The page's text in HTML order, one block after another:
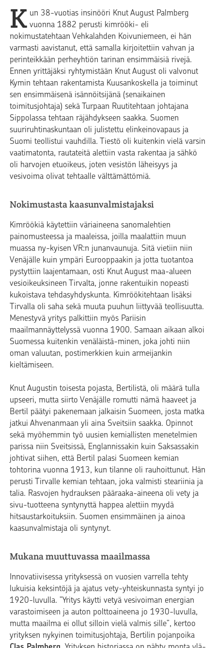
K un 38-vuotias insinööri Knut August Palmberg
vuonna 1882 perusti kimrööki- eli
nokimustatehtaan Vehkalahden Koivuniemeen, ei hän
varmasti aavistanut, että samalla kirjoitettiin vahvan ja
perinteikkään perheyhtiön tarinan ensimmäisiä rivejä.
Ennen yrittäjäksi ryhtymistään Knut August oli valvonut
Kymin tehtaan rakentamista Kuusankoskella ja toiminut
sen ensimmäisenä isännöitsijänä (senaikainen
toimitusjohtaja) sekä Turpaan Ruutitehtaan johtajana
Sippolassa tehtaan räjähdykseen saakka. Suomen
suuriruhtinaskuntaan oli julistettu elinkeinovapaus ja
Suomi teollistui vauhdilla. Tiestö oli kuitenkin vielä varsin
vaatimatonta, rautateitä alettiin vasta rakentaa ja sähkö
oli harvojen etuoikeus, joten vesistön läheisyys ja
vesivoima olivat tehtaalle välttämättömiä.
Nokimustasta kaasunvalmistajaksi
Kimröökiä käytettiin väriaineena sanomalehtien
painomusteessa ja maaleissa, joilla maalattiin muun
muassa ny-kyisen VR:n junanvaunuja. Sitä vietiin niin
Venäjälle kuin ympäri Eurooppaakin ja jotta tuotantoa
pystyttiin laajentamaan, osti Knut August maa-alueen
vesioikeuksineen Tirvalta, jonne rakentuikin nopeasti
kukoistava tehdasyhdyskunta. Kimröökitehtaan lisäksi
Tirvalla oli saha sekä muuta puuhun liittyvää teollisuutta.
Menestyvä yritys palkittiin myös Pariisin
maailmannäyttelyssä vuonna 1900. Samaan aikaan alkoi
Suomessa kuitenkin venäläistä-minen, joka johti niin
oman valuutan, postimerkkien kuin armeijankin
kieltämiseen.
Knut Augustin toisesta pojasta, Bertilistä, oli määrä tulla
upseeri, mutta siirto Venäjälle romutti nämä haaveet ja
Bertil päätyi pakenemaan jalkaisin Suomeen, josta matka
jatkui Ahvenanmaan yli aina Sveitsiin saakka. Opinnot
sekä myöhemmin työ uusien kemiallisten menetelmien
parissa niin Sveitsissä, Englannissakin kuin Saksassakin
johtivat siihen, että Bertil palasi Suomeen kemian
tohtorina vuonna 1913, kun tilanne oli rauhoittunut. Hän
perusti Tirvalle kemian tehtaan, joka valmisti steariinia ja
talia. Rasvojen hydrauksen pääraaka-aineena oli vety ja
sivu-tuotteena syntynyttä happea alettiin myydä
hitsaustarkoituksiin. Suomen ensimmäinen ja ainoa
kaasunvalmistaja oli syntynyt.
Mukana muuttuvassa maailmassa
Innovatiivisessa yrityksessä on vuosien varrella tehty
lukuisia keksintöjä ja ajatus vety-yhteiskunnasta syntyi jo
1920-luvulla. ”Yritys käytti vetyä vesivoiman energian
varastoimiseen ja auton polttoaineena jo 1930-luvulla,
mutta maailma ei ollut silloin vielä valmis sille”, kertoo
yrityksen nykyinen toimitusjohtaja, Bertilin pojanpoika